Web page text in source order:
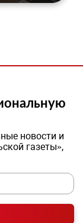
новости и
газеты»,